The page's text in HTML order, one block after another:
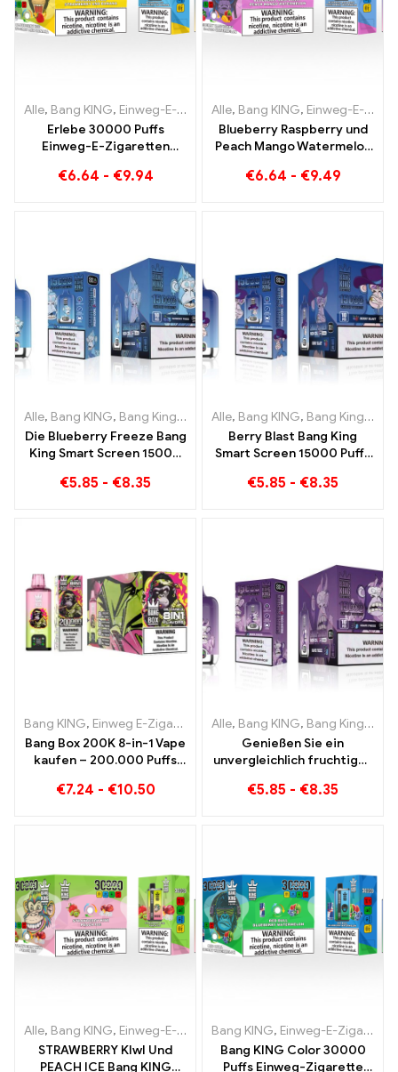
Alle, Bang KING, Einweg-E-Zigaretten Litauen ,Einweg-E-
Erlebe 30000 Puffs
Einweg-E-Zigaretten
Ice trifft auf Strawberry
€6.64 - €9.94
Alle, Bang KING, Einweg-E-Zigaretten Litauen
Blueberry Raspberry und
Peach Mango Watermelon
Puffs EINWEG E-
€6.64 - €9.49
Alle, Bang KING, Bang King Smart Screen 15000 Puff ,Einweg-E-
Die Blueberry Freeze Bang
King Smart Screen 15000
€5.85 - €8.35
Alle, Bang KING, Bang King Smart Screen 15000 Puff
Berry Blast Bang King
Smart Screen 15000 Puffs
neuen Generation
€5.85 - €8.35
Bang KING, Einweg E-Zigaretten ,Einweg-E-Zigaretten Belgien
Bang Box 200K 8-in-1 Vape
kaufen – 200.000 Puffs
€7.24 - €10.50
Alle, Bang KING, Bang King Smart Screen 15000 Puff
Genießen Sie ein
unvergleichlich fruchtiges
Jelly Bang King Smart
€5.85 - €8.35
Alle, Bang KING, Einweg-E-Zigaretten Litauen ,Einweg-E-
STRAWBERRY KIwI Und
PEACH ICE Bang KING
Bang KING, Einweg-E-Zigaretten Litauen
Bang KING Color 30000
Puffs Einweg-Zigarette